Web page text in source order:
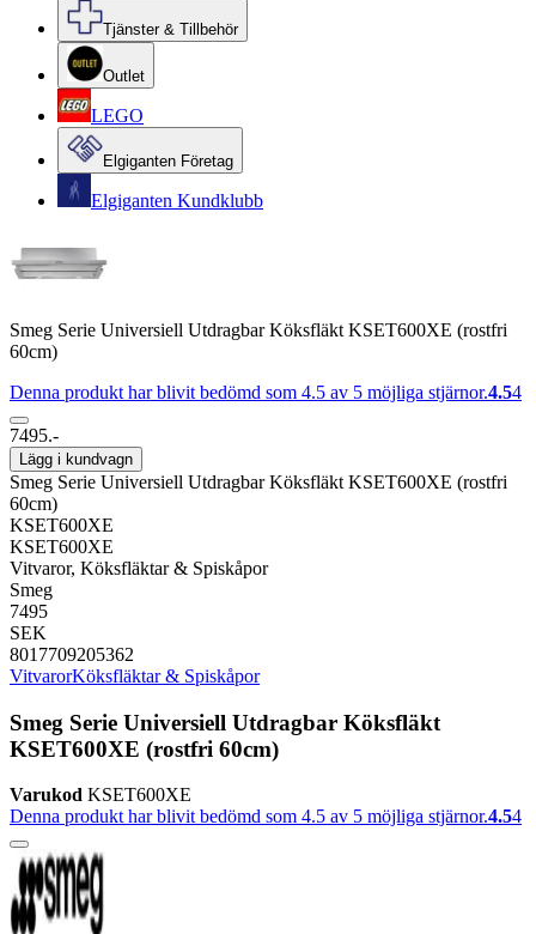
Tjänster & Tillbehör
Outlet
LEGO
Elgiganten Företag
Elgiganten Kundklubb
Smeg Serie Universiell Utdragbar Köksfläkt KSET600XE (rostfri
60cm)
Denna produkt har blivit bedömd som 4.5 av 5 möjliga stjärnor.4.54
7495.-
Lägg i kundvagn
Smeg Serie Universiell Utdragbar Köksfläkt KSET600XE (rostfri
60cm)
KSET600XE
KSET600XE
Vitvaror, Köksfläktar & Spiskåpor
Smeg
7495
SEK
8017709205362
VitvarorKöksfläktar & Spiskåpor
Smeg Serie Universiell Utdragbar Köksfläkt
KSET600XE (rostfri 60cm)
Varukod KSET600XE
Denna produkt har blivit bedömd som 4.5 av 5 möjliga stjärnor.4.54